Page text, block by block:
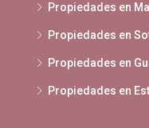
Propiedades en
Propiedades en
Propiedades en
Propiedades en